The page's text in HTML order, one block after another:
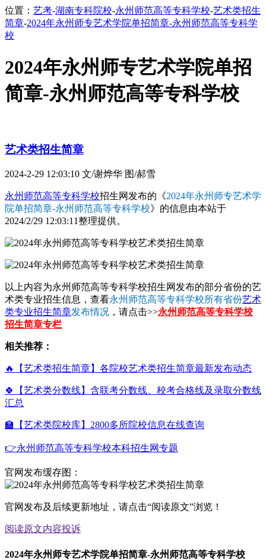
位置： 艺考-湖南专科院校-永州师范高等专科学校-艺术类招生
简章-2024年永州师专艺术学院单招简章-永州师范高等专科学
校
2024年永州师专艺术学院单招
简章-永州师范高等专科学校
艺术类招生简章
2024-2-29 12:03:10 文/谢烨华 图/郝雪
永州师范高等专科学校招生网发布的《2024年永州师专艺术学
院单招简章-永州师范高等专科学校》的信息由本站于
2024/2/29 12:03:11整理提供。
以上内容为永州师范高等专科学校招生网发布的部分省份的艺
术类专业招生信息，查看永州师范高等专科学校所有省份艺术
类专业招生简章发布情况 ，请点击>>永州师范高等专科学校
招生简章专栏
相关推荐：
🔥【艺术类招生简章】各院校艺术类招生简章最新发布动态
🍀【艺术类分数线】含联考分数线、校考合格线及录取分数线
汇总
🏫【艺术类院校库】2800多所院校信息在线查询
👉永州师范高等专科学校本科招生网专题
官网发布缓存图：
官网发布及后续更新地址，请点击“阅读原文”浏览！
阅读原文内容投诉
2024年永州师专艺术学院单招简章-永州师范高等专科学校